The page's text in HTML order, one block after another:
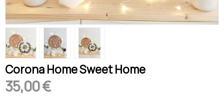
Corona Home Sweet Home
35,00 €